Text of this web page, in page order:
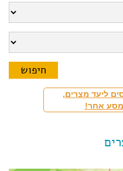
ליעד מצרים,
אחר!